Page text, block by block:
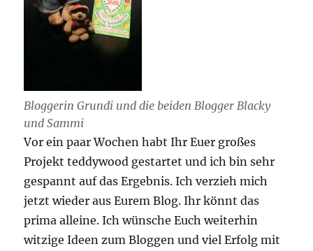
Bloggerin Grundi und die beiden Blogger Blacky
und Sammi
Vor ein paar Wochen habt Ihr Euer großes
Projekt teddywood gestartet und ich bin sehr
gespannt auf das Ergebnis. Ich verzieh mich
jetzt wieder aus Eurem Blog. Ihr könnt das
prima alleine. Ich wünsche Euch weiterhin
witzige Ideen zum Bloggen und viel Erfolg mit